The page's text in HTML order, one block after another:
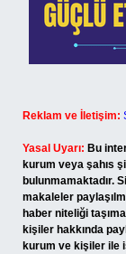
Reklam ve İletişim:
Yasal Uyarı: Bu
kurum veya şahıs
bulunmamaktadır.
makaleler
haber niteliği
kişiler hakkında
kurum ve kişiler ile